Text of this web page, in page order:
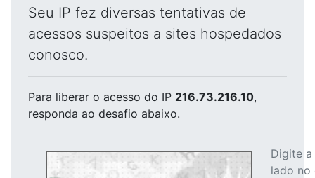
Seu IP fez diversas tentativas de
acessos suspeitos a sites hospedados
conosco.
Para liberar o acesso do IP 216.73.216.10,
responda ao desafio abaixo.
Digite
lado no